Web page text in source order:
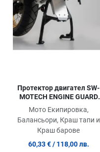
Протектор двигател SW-
MOTECH ENGINE GUARD
EXT CRF 1000 L ABS
Мото Екипировка,
Балансьори, Краш тапи и
Краш барове
60,33 € / 118,00 лв.